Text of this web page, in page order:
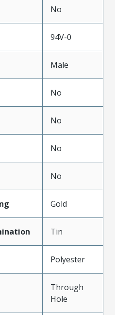
No
94V-0
Male
No
No
No
No
Gold
Tin
Polyester
Through
Hole